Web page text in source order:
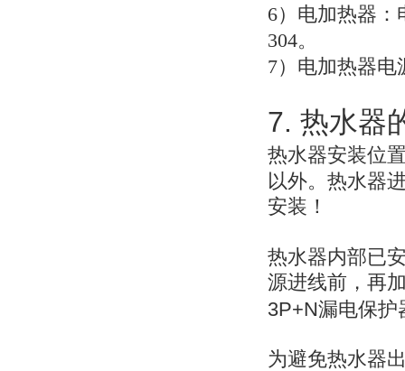
6）电加热器
304。
7）电加热器
7. 热水器
热水器安装位
以外。热水器
安装！
热水器内部已
源进线前，再
3P+N漏电保护
为避免热水器